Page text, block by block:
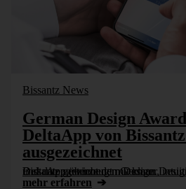
Bissantz News
German Design
DeltaApp von
ausgezeichnet
Bissantz gewinnt den German Design Award 2026: Die DeltaApp überzeugt mit klarer, intuitiver User Experience und datengetriebenem Design.
mehr erfahren